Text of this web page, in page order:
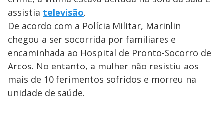
assistia televisão.
De acordo com a Polícia Militar, Marinlin
chegou a ser socorrida por familiares e
encaminhada ao Hospital de Pronto-Socorro de
Arcos. No entanto, a mulher não resistiu aos
mais de 10 ferimentos sofridos e morreu na
unidade de saúde.